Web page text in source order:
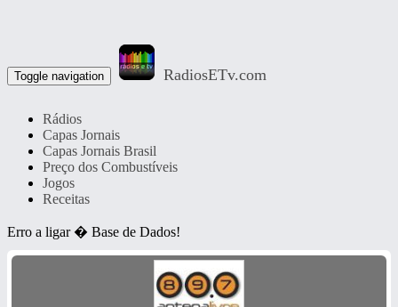
Toggle navigation RadiosETv.com
Rádios
Capas Jornais
Capas Jornais Brasil
Preço dos Combustíveis
Jogos
Receitas
Erro a ligar � Base de Dados!